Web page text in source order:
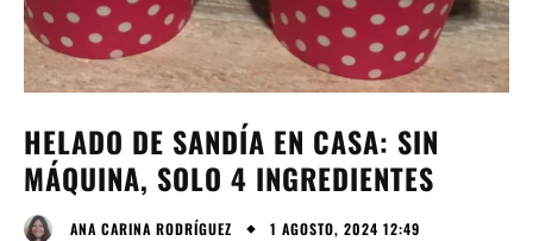
HELADO DE SANDÍA EN CASA: SIN
MÁQUINA, SOLO 4 INGREDIENTES
ANA CARINA RODRÍGUEZ 1 AGOSTO, 2024 12:49